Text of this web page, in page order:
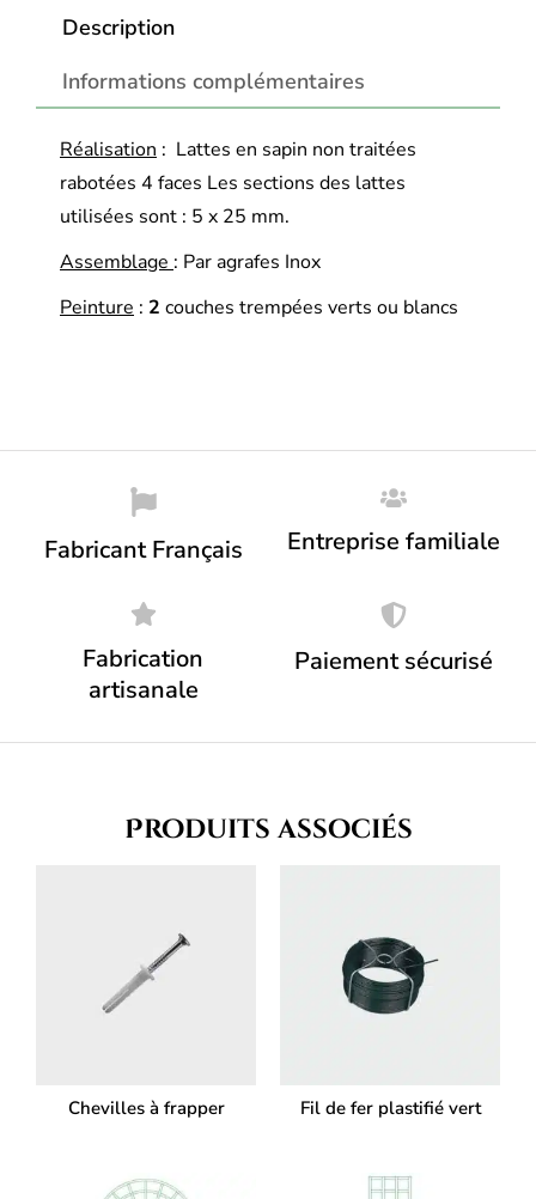
Description
Informations complémentaires
Réalisation : Lattes en sapin non traitées
rabotées 4 faces Les sections des lattes
utilisées sont : 5 x 25 mm.
Assemblage : Par agrafes Inox
Peinture : 2 couches trempées verts ou blancs
Fabricant Français Entreprise familiale
Fabrication
artisanale
Paiement sécurisé
Produits associés
Chevilles à frapper Fil de fer plastifié vert